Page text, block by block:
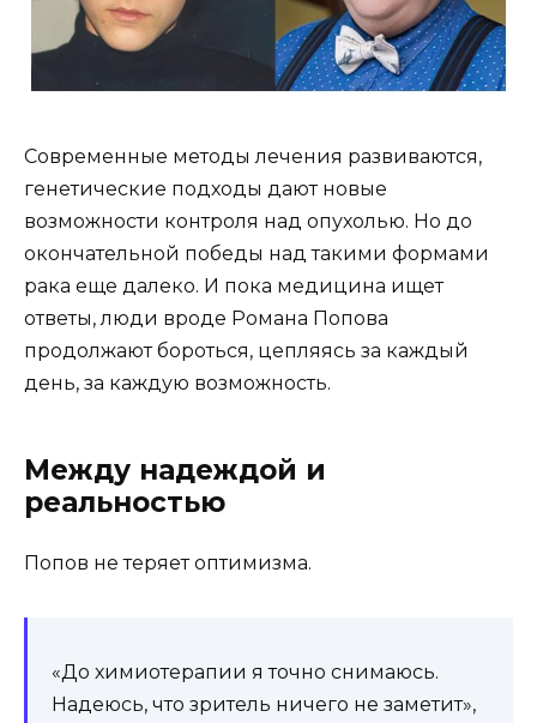
Современные методы лечения развиваются,
генетические подходы дают новые
возможности контроля над опухолью. Но до
окончательной победы над такими формами
рака еще далеко. И пока медицина ищет
ответы, люди вроде Романа Попова
продолжают бороться, цепляясь за каждый
день, за каждую возможность.
Между надеждой и
реальностью
Попов не теряет оптимизма.
«До химиотерапии я точно снимаюсь.
Надеюсь, что зритель ничего не заметит»,